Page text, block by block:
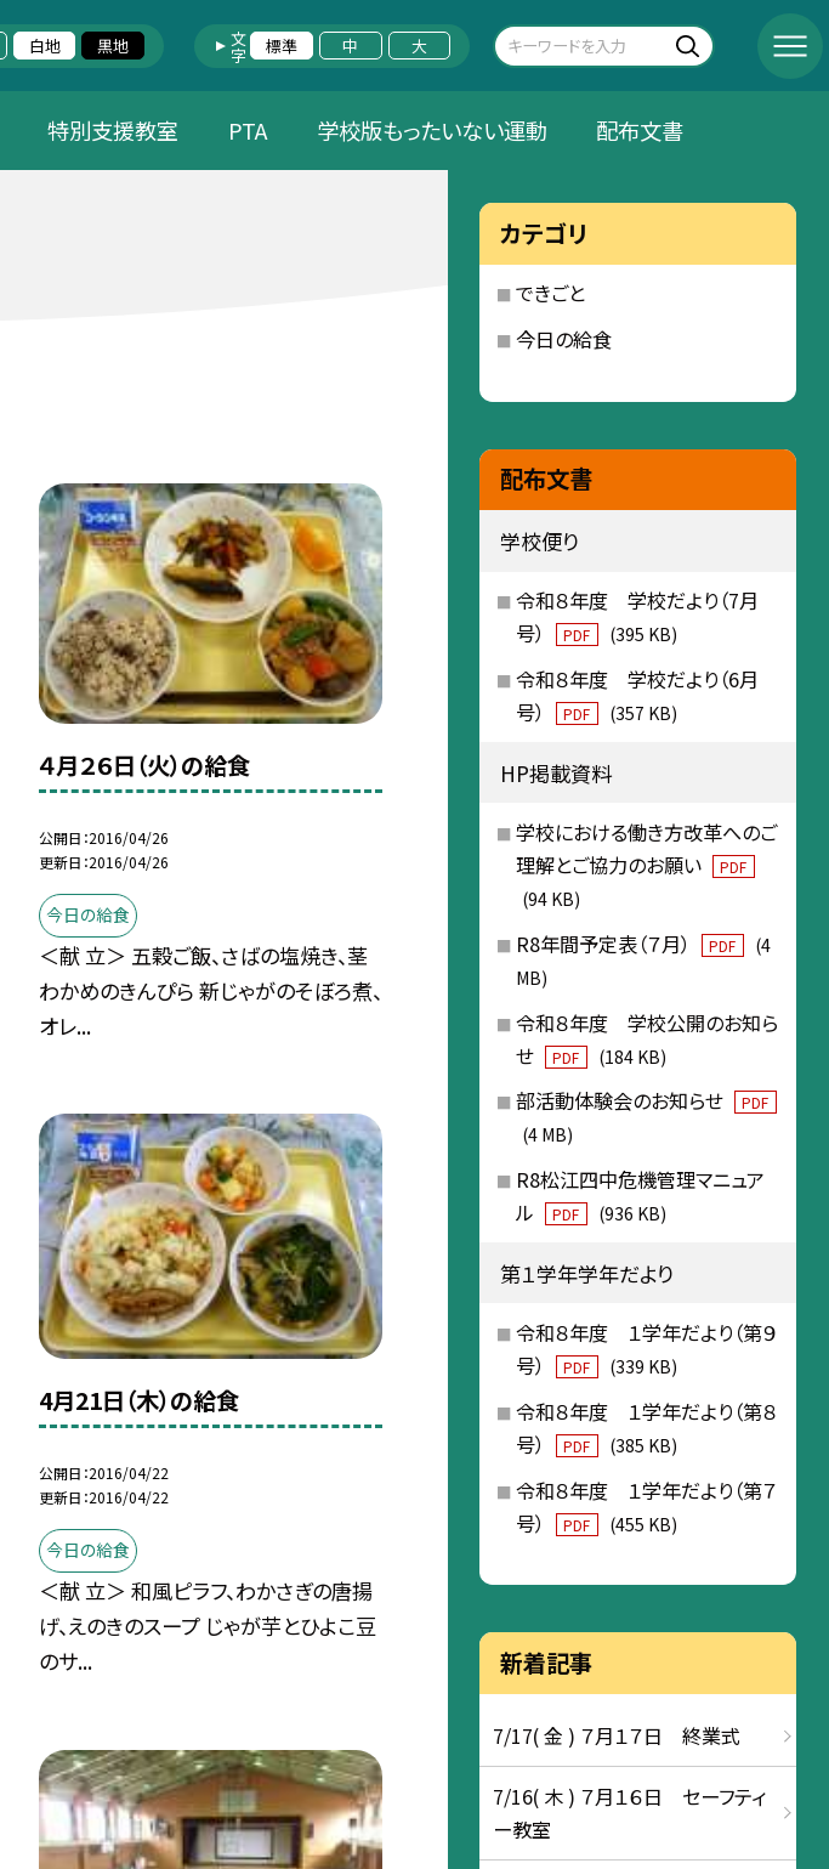
白地 黒地 文字 標準 中 大
特別支援教室 PTA 学校版もったいない運動 配布文書
４月２６日（火）の給食
公開日 2016/04/26
更新日 2016/04/26
今日の給食
＜献 立＞ 五穀ご飯、さばの塩焼き、茎
わかめのきんぴら 新じゃがのそぼろ煮、
オレ...
4月21日（木）の給食
公開日 2016/04/22
更新日 2016/04/22
今日の給食
＜献 立＞ 和風ピラフ、わかさぎの唐揚
げ、えのきのスープ じゃが芋とひよこ豆
のサ...
カテゴリ
できごと
今日の給食
配布文書
学校便り
令和８年度 学校だより（7月
号）
PDF (395 KB)
令和８年度 学校だより（6月
号）
PDF (357 KB)
HP掲載資料
学校における働き方改革へのご
理解とご協力のお願い
PDF
(94 KB)
R8年間予定表（７月） PDF
(4
MB)
令和８年度 学校公開のお知ら
せ
PDF (184 KB)
部活動体験会のお知らせ PDF
(4 MB)
R8松江四中危機管理マニュア
ル
PDF (936 KB)
第１学年学年だより
令和８年度 １学年だより（第９
号）
PDF (339 KB)
令和８年度 １学年だより（第８
号）
PDF (385 KB)
令和８年度 １学年だより（第７
号）
PDF (455 KB)
新着記事
7/17( 金 ) ７月１７日 終業式
7/16( 木 ) ７月１６日 セーフティ
ー教室